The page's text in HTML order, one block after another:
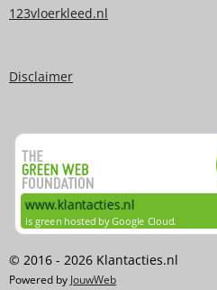
N
E
123vloerkleed.nl
Disclaimer
© 2016 - 2026 Klantacties.nl
Powered by JouwWeb